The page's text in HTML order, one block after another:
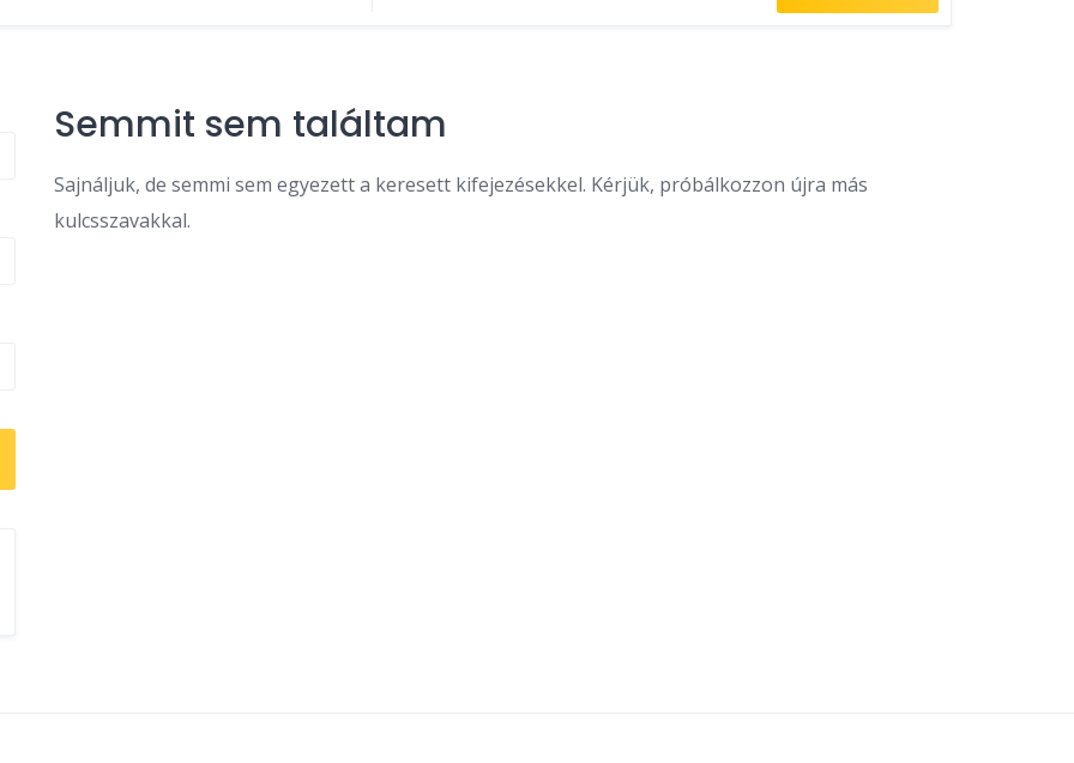
Semmit sem találtam
Sajnáljuk, de semmi sem egyezett a keresett kifejezésekkel. Kérjük, próbálkozzon újra más
kulcsszavakkal.